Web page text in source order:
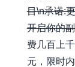
目\n承诺:
开启你的
费几百上
元，限时